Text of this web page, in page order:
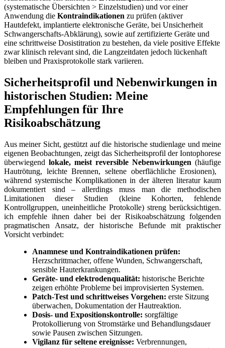
(systematische‍ Übersichten > Einzelstudien) und vor einer
‍Anwendung die Kontraindikationen zu prüfen (aktiver
Hautdefekt, implantierte elektronische Geräte, bei Unsicherheit
‍Schwangerschafts‑Abklärung), sowie auf zertifizierte Geräte und
eine schrittweise Dosistitration zu ⁣bestehen, da ‍viele positive⁤ Effekte⁤
zwar ‌klinisch relevant sind, ⁤die Langzeitdaten ‌jedoch lückenhaft
bleiben und ‌Praxisprotokolle stark variieren.
Sicherheitsprofil und Nebenwirkungen in
historischen Studien: Meine
Empfehlungen für‍ Ihre ​
Risikoabschätzung
Aus meiner Sicht, gestützt auf ⁢die historische⁢ studienlage ⁢und meine
eigenen Beobachtungen, zeigt das Sicherheitsprofil der Iontophorese
⁢überwiegend lokale,⁢ meist reversible ⁣Nebenwirkungen (häufige
Hautrötung, leichte Brennen,⁢ seltene oberflächliche Erosionen), ​
während systemische Komplikationen in der älteren literatur kaum
dokumentiert ‌sind – allerdings‌ muss man die methodischen
Limitationen​ dieser Studien (kleine Kohorten, fehlende
Kontrollgruppen, uneinheitliche⁢ Protokolle) streng berücksichtigen.
ich ‍empfehle ⁣ihnen daher bei der Risikoabschätzung‌ folgenden
pragmatischen Ansatz, der‌ historische Befunde ‌mit praktischer
Vorsicht verbindet:
Anamnese und Kontraindikationen ⁣prüfen:
Herzschrittmacher, ⁤offene Wunden, Schwangerschaft,
⁢sensible Hauterkrankungen.
Geräte- und elektrodenqualität: historische Berichte
zeigen erhöhte Probleme‌ bei improvisierten ⁣Systemen.
Patch-Test und schrittweises ‍Vorgehen: erste Sitzung
überwachen, Dokumentation der Hautreaktion.
Dosis- und ‍Expositionskontrolle: sorgfältige
⁤Protokollierung von Stromstärke und Behandlungsdauer
sowie ⁤Pausen zwischen Sitzungen.
Vigilanz für seltene⁤ ereignisse: Verbrennungen,